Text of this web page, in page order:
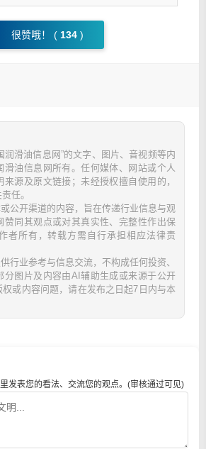
很赞哦！ ( 134 )
润滑油信息网”的文字、图片、音视频等内
滑油信息网所有。任何媒体、网站或个人
源及原文链接；未经授权擅自使用的，
任。
公开渠道的内容，旨在传递行业信息与观
赞同其观点或对其真实性、完整性作出保
者所有，转载方需自行承担相应法律责
行业参考与信息交流，不构成任何投资、
分图片及内容由AI辅助生成或来源于公开
或内容问题，请在发布之日起7日内与本
发表您的看法、交流您的观点。(审核通过可见)